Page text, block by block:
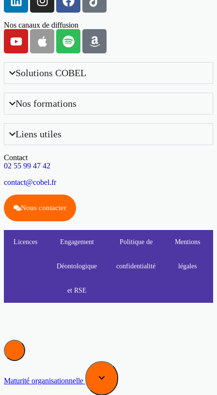
Nos canaux de diffusion
Solutions COBEL
Nos formations
Liens utiles
Contact
02 55 99 47 42
contact@cobel.fr
Nous contacter
Licences Engagement
Déontologique
et RSE
Politique de
confidentialité
Mentions
légales
Maturité organisationnelle